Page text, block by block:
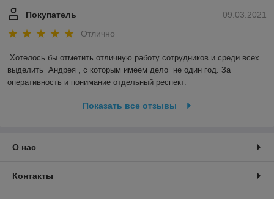
09.03.2021
Покупатель
Отлично
Хотелось бы отметить отличную работу сотрудников и среди всех
выделить  Андрея , с которым имеем дело  не один год. За
оперативность и понимание отдельный респект.
Показать все отзывы
О нас
Контакты